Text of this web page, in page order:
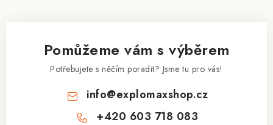
Pomůžeme vám s výběrem
Potřebujete s něčím poradit? Jsme tu pro vás!
info@explomaxshop.cz
+420 603 718 083